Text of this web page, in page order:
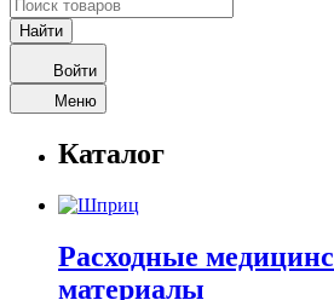
Войти
Меню
Каталог
Расходные
материалы